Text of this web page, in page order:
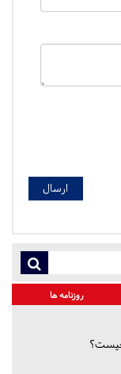
روزنامه ها
چیست؟